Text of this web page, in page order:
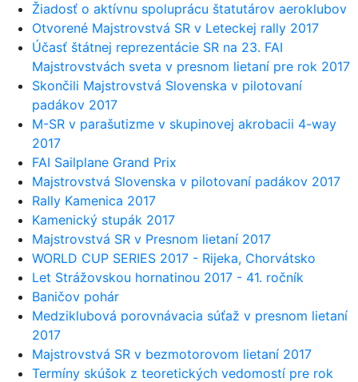
Žiadosť o aktívnu spoluprácu štatutárov aeroklubov
Otvorené Majstrovstvá SR v Leteckej rally 2017
Účasť štátnej reprezentácie SR na 23. FAI
Majstrovstvách sveta v presnom lietaní pre rok 2017
Skončili Majstrovstvá Slovenska v pilotovaní
padákov 2017
M-SR v parašutizme v skupinovej akrobacii 4-way
2017
FAI Sailplane Grand Prix
Majstrovstvá Slovenska v pilotovaní padákov 2017
Rally Kamenica 2017
Kamenický stupák 2017
Majstrovstvá SR v Presnom lietaní 2017
WORLD CUP SERIES 2017 - Rijeka, Chorvátsko
Let Strážovskou hornatinou 2017 - 41. ročník
Baničov pohár
Medziklubová porovnávacia súťaž v presnom lietaní
2017
Majstrovstvá SR v bezmotorovom lietaní 2017
Termíny skúšok z teoretických vedomostí pre rok